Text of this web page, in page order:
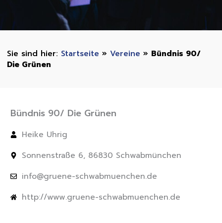
Startseite » Vereine » Bündnis 90/
Die Grünen
Bündnis 90/ Die Grünen
Heike Uhrig
Sonnenstraße 6, 86830 Schwabmünchen
info@gruene-schwabmuenchen.de
http://www.gruene-schwabmuenchen.de